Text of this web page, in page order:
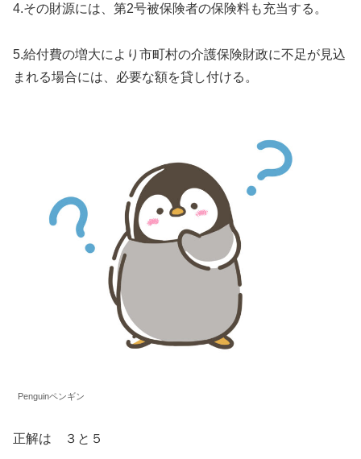
4.その財源には、第2号被保険者の保険料も充当する。
5.給付費の増大により市町村の介護保険財政に不足が見込
まれる場合には、必要な額を貸し付ける。
Penguinペンギン
正解は ３と５